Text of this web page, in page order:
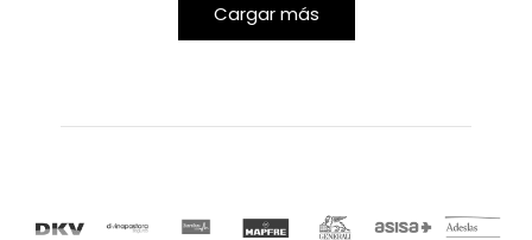
Cargar más